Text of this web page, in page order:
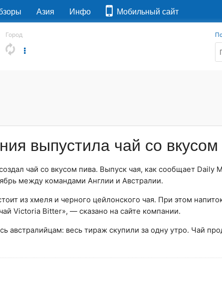
Азия Инфо Мобильный сайт
Город
выпустила чай со
чай со вкусом пива. Выпуск чая, как сообщает Daily
между командами Англии и Австралии.
из хмеля и черного цейлонского чая. При этом
Victoria Bitter», — сказано на сайте компании.
австралийцам: весь тираж скупили за одну утро. Чай